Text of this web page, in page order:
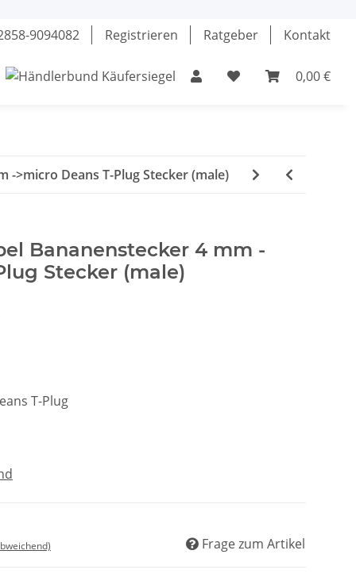
9094082
Registrieren Ratgeber Kontakt
0,00 €
Klebstoffe Fette & Öle Werkzeuge
>micro Deans T-Plug Stecker (male)
Bananenstecker 4 mm -
Stecker (male)
T-Plug
Frage zum Artikel